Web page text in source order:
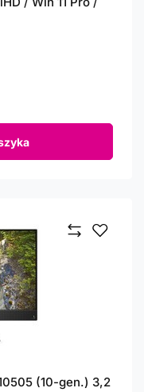
(10-gen.) 3,2